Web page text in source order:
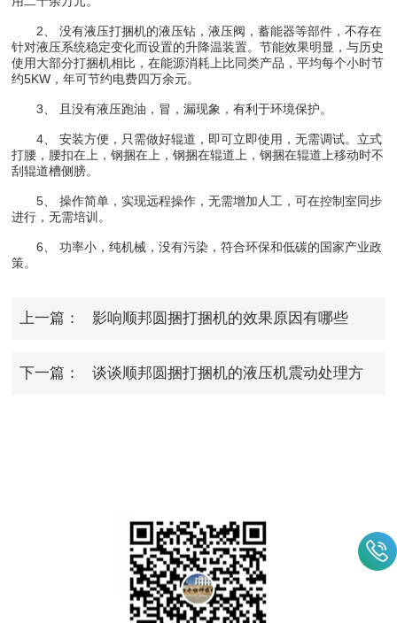
2、 没有液压打捆机的液压钻，液压阀，蓄能器等部件，不存在
针对液压系统稳定变化而设置的升降温装置。节能效果明显，与历史
使用大部分打捆机相比，在能源消耗上比同类产品，平均每个小时节
约5KW，年可节约电费四万余元。
3、 且没有液压跑油，冒，漏现象，有利于环境保护。
4、 安装方便，只需做好辊道，即可立即使用，无需调试。立式
打腰，腰扣在上，钢捆在上，钢捆在辊道上，钢捆在辊道上移动时不
刮辊道槽侧膀。
5、 操作简单，实现远程操作，无需增加人工，可在控制室同步
进行，无需培训。
6、 功率小，纯机械，没有污染，符合环保和低碳的国家产业政
策。
上一篇： 影响顺邦圆捆打捆机的效果原因有哪些
下一篇： 谈谈顺邦圆捆打捆机的液压机震动处理方